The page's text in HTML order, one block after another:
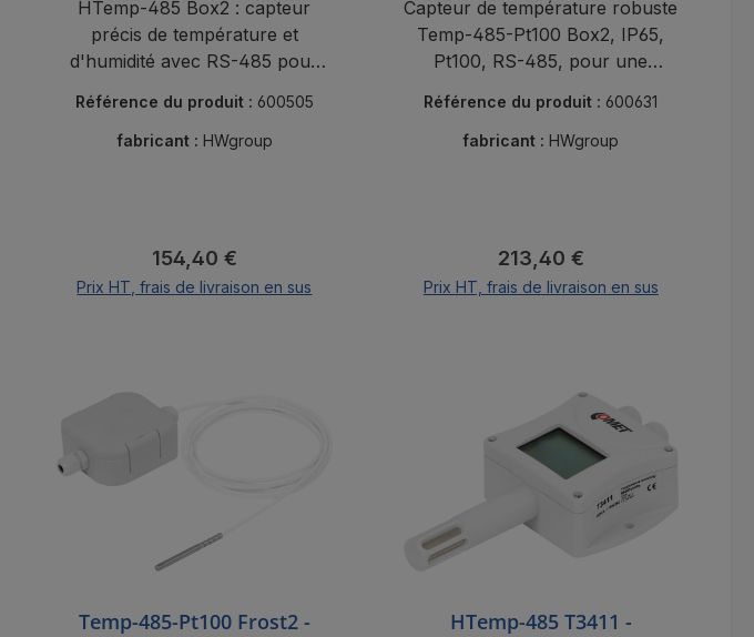
HTemp-485 Box2 : capteur
précis de température et
d'humidité avec RS-485 pour
intelligents.
Référence du produit : 600505
fabricant : HWgroup
Prix régulier :
154,40 €
Prix HT, frais de livraison en sus
Capteur de température robuste
Temp-485-Pt100 Box2, IP65,
Pt100, RS-485, pour une
industrielle précise.
Référence du produit : 600631
fabricant : HWgroup
Prix régulier :
213,40 €
Prix HT, frais de livraison en sus
Temp-485-Pt100 Frost2 -
HTemp-485 T3411 -